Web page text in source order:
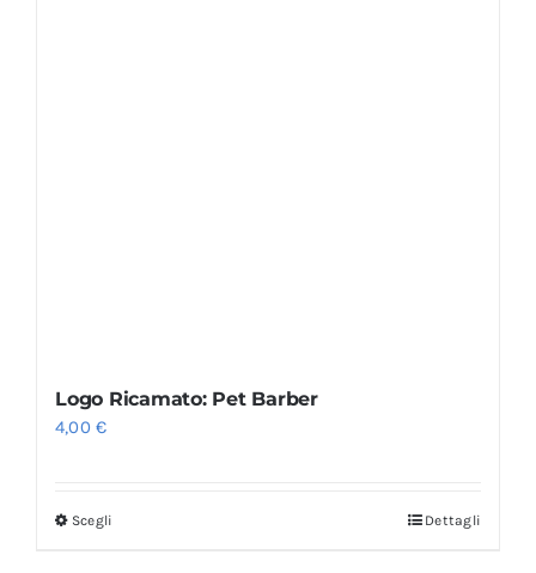
Logo Ricamato: Pet Barber
4,00€
Scegli Dettagli